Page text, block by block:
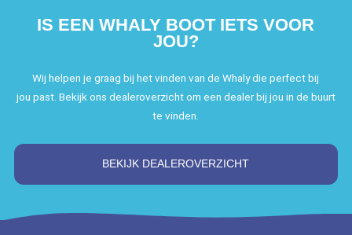
IS EEN WHALY BOOT IETS VOOR
JOU?
Wij helpen je graag bij het vinden van de Whaly die perfect bij
jou past. Bekijk ons dealeroverzicht om een dealer bij jou in de buurt
te vinden.
BEKIJK DEALEROVERZICHT